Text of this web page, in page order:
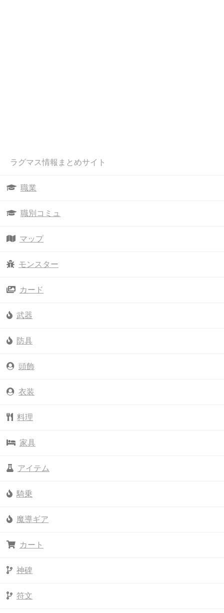
ラグマス情報まとめサイト
職業
職別コミュ
マップ
モンスター
カード
武器
防具
頭飾
衣装
料理
家具
アイテム
騎乗
魔導ギア
カート
神碑
符文